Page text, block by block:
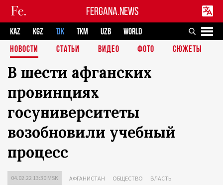
FERGANA.NEWS
KAZ KGZ TJK TKM UZB
WORLD
НОВОСТИ
СТАТЬИ ВИДЕО ФОТО СЮЖЕТЫ
В шести афганских
провинциях
госуниверситеты
возобновили учебный
процесс
04.02.22 13:30 MSK АФГАНИСТАН ОБЩЕСТВО ВЛАСТЬ